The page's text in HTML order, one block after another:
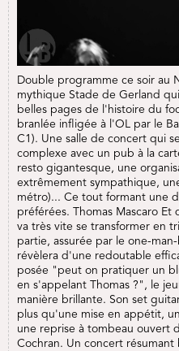
Double programme ce soir au
mythique Stade de Gerland
belles pages de l'histoire du
branlée infligée à l'OL par le
C1). Une salle de concert qui
complexe avec un pub à la
resto gigantesque, une
extrêmement sympathique,
métro)... Ce tout formant une
préférées. Thomas Mascaro
va très vite se transformer en
partie, assurée par le one-
révèlera d'une redoutable
posée "peut on pratiquer un
en s'appelant Thomas ?", le
manière brillante. Son set
plus qu'une mise en appétit,
une reprise à tombeau ouvert
Cochran. Un concert